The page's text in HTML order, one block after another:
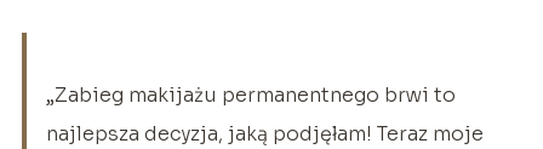
„Zabieg makijażu permanentnego brwi to
najlepsza decyzja, jaką podjęłam! Teraz moje